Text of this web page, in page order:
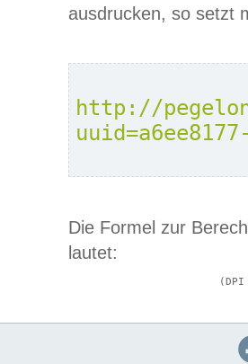
ausdrucken, so setzt
http://
Die Formel zur
lautet: